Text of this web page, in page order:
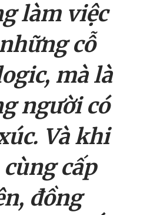
làm việc
cỗ
mà là
người có
Và khi
cấp
đồng